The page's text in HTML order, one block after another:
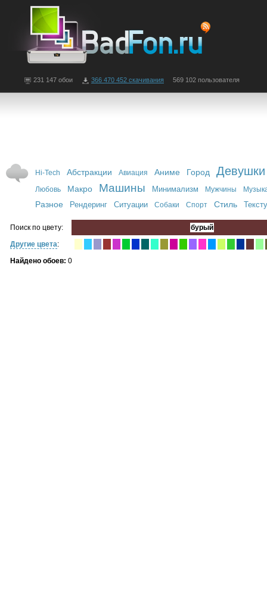
231 147 обои 366 470 452 скачивания 569 102 пользователя
Hi-Tech Абстракции Авиация Аниме Город Девушки
Любовь Макро Машины Минимализм Мужчины
Разное Рендеринг Ситуации Собаки Спорт Стиль
Поиск по цвету:
бурый
Другие цвета:
Найдено обоев: 0